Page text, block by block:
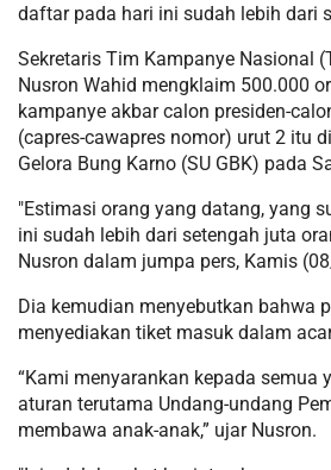
daftar pada hari ini sudah lebih dari
Sekretaris Tim Kampanye Nasional
Nusron Wahid mengklaim 500.000
kampanye akbar calon presiden-
(capres-cawapres nomor) urut 2 itu
Gelora Bung Karno (SU GBK) pada
"Estimasi orang yang datang, yang
ini sudah lebih dari setengah juta
Nusron dalam jumpa pers, Kamis
Dia kemudian menyebutkan bahwa
menyediakan tiket masuk dalam
“Kami menyarankan kepada semua
aturan terutama Undang-undang
membawa anak-anak,” ujar Nusron.